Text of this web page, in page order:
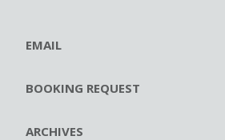
EMAIL
BOOKING REQUEST
ARCHIVES